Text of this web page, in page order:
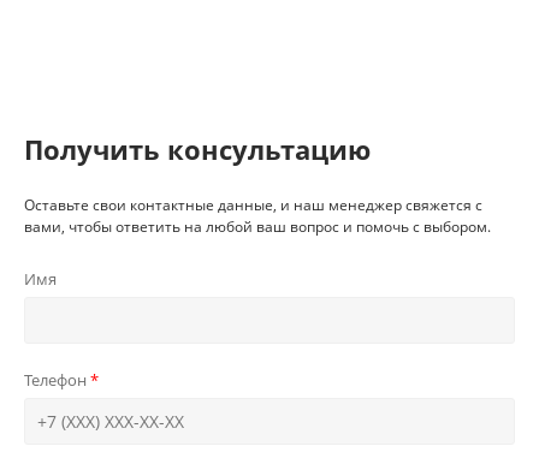
Получить консультацию
Оставьте свои контактные данные, и наш менеджер свяжется с
вами, чтобы ответить на любой ваш вопрос и помочь с выбором.
Имя
Телефон